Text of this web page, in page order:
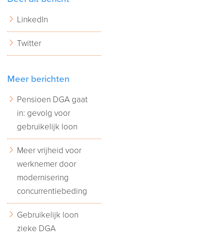
LinkedIn
Twitter
Meer berichten
Pensioen DGA gaat
in: gevolg voor
gebruikelijk loon
Meer vrijheid voor
werknemer door
modernisering
concurrentiebeding
Gebruikelijk loon
zieke DGA